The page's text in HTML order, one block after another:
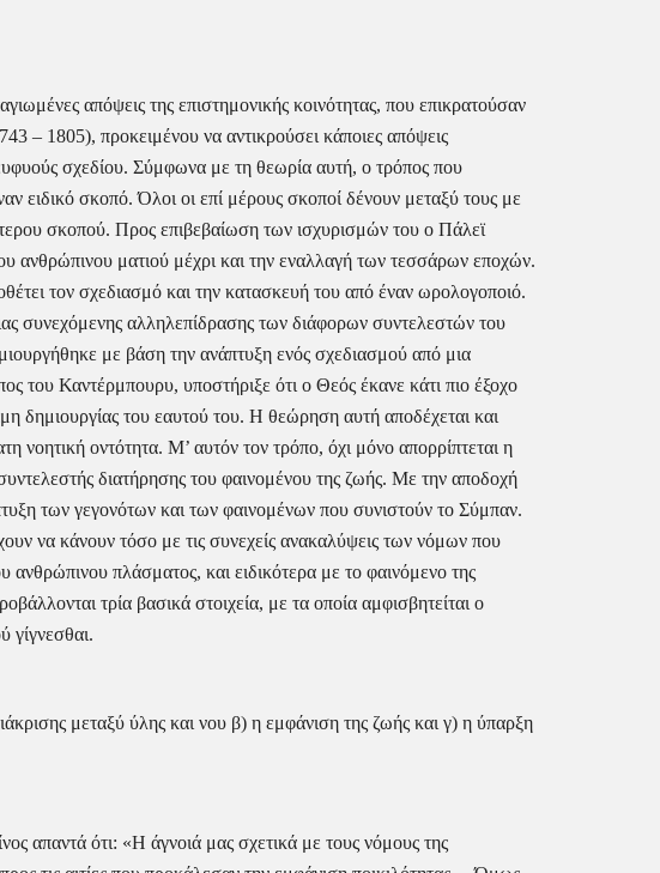
απόψεις της επιστημονικής κοινότητας, που επικρατούσαν
– 1805), προκειμένου να αντικρούσει κάποιες απόψεις
σχεδίου. Σύμφωνα με τη θεωρία αυτή, ο τρόπος που
ειδικό σκοπό. Όλοι οι επί μέρους σκοποί δένουν μεταξύ τους με
σκοπού. Προς επιβεβαίωση των ισχυρισμών του ο Πάλεϊ
ανθρώπινου ματιού μέχρι και την εναλλαγή των τεσσάρων εποχών.
τον σχεδιασμό και την κατασκευή του από έναν ωρολογοποιό.
συνεχόμενης αλληλεπίδρασης των διάφορων συντελεστών του
με βάση την ανάπτυξη ενός σχεδιασμού από μια
του Καντέρμπουρυ, υποστήριξε ότι ο Θεός έκανε κάτι πιο έξοχο
δημιουργίας του εαυτού του. Η θεώρηση αυτή αποδέχεται και
νοητική οντότητα. Μ’ αυτόν τον τρόπο, όχι μόνο απορρίπτεται η
διατήρησης του φαινομένου της ζωής. Με την αποδοχή
των γεγονότων και των φαινομένων που συνιστούν το Σύμπαν.
να κάνουν τόσο με τις συνεχείς ανακαλύψεις των νόμων που
ανθρώπινου πλάσματος, και ειδικότερα με το φαινόμενο της
τρία βασικά στοιχεία, με τα οποία αμφισβητείται ο
γίγνεσθαι.
μεταξύ ύλης και νου β) η εμφάνιση της ζωής και γ) η ύπαρξη
απαντά ότι: «Η άγνοιά μας σχετικά με τους νόμους της